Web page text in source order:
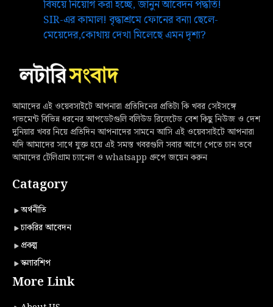
বিষয়ে নিয়োগ করা হচ্ছে, জানুন আবেদন পদ্ধতি!
SIR-এর কামাল! বৃদ্ধাশ্রমে ফোনের বন্যা ছেলে-
মেয়েদের,কোথায় দেখা মিলেছে এমন দৃশ্য?
আমাদের এই ওয়েবসাইটে আপনারা প্রতিদিনের প্রতিটা কি খবর সেইসঙ্গে
গভমেন্ট বিভিন্ন ধরনের আপডেটগুলি বলিউড রিলেটেড বেশ কিছু নিউজ ও দেশ
দুনিয়ার খবর নিয়ে প্রতিদিন আপনাদের সামনে আসি এই ওয়েবসাইটে আপনারা
যদি আমাদের সাথে যুক্ত হয়ে এই সমস্ত খবরগুলি সবার আগে পেতে চান তবে
আমাদের টেলিগ্রাম চ্যানেল ও whatsapp গ্রুপে জয়েন করুন
Catagory
অর্থনীতি
চাকরির আবেদন
প্রকল্প
স্কলারশিপ
More Link